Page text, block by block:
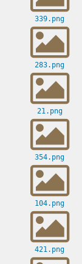
339.png
283.png
21.png
354.png
104.png
421.png